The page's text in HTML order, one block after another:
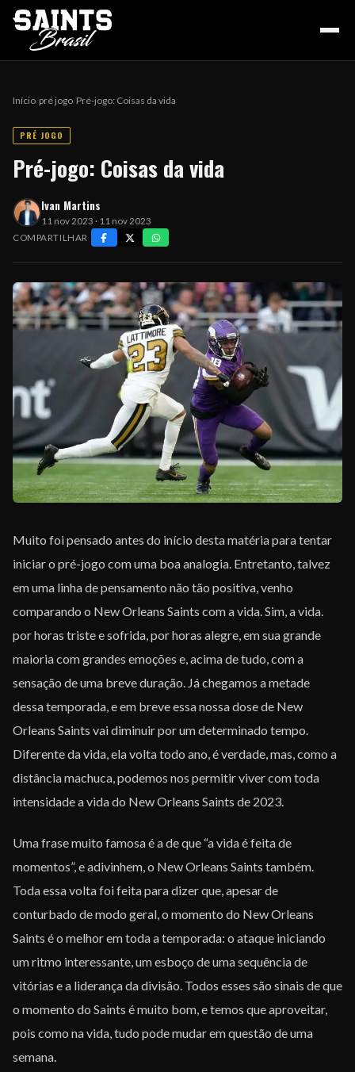
HOME
PODCAST
COLUNA DO ZÉ
NOSSA HISTÓRIA
EQUIPE
Início pré jogo Pré-jogo: Coisas da vida
PRÉ JOGO
Pré-jogo: Coisas da vida
Ivan Martins
11 nov 2023 · 11 nov 2023
COMPARTILHAR
Muito foi pensado antes do início desta matéria para tentar
iniciar o pré-jogo com uma boa analogia. Entretanto, talvez
em uma linha de pensamento não tão positiva, venho
comparando o New Orleans Saints com a vida. Sim, a vida.
por horas triste e sofrida, por horas alegre, em sua grande
maioria com grandes emoções e, acima de tudo, com a
sensação de uma breve duração. Já chegamos a metade
dessa temporada, e em breve essa nossa dose de New
Orleans Saints vai diminuir por um determinado tempo.
Diferente da vida, ela volta todo ano, é verdade, mas, como a
distância machuca, podemos nos permitir viver com toda
intensidade a vida do New Orleans Saints de 2023.
Uma frase muito famosa é a de que “a vida é feita de
momentos”, e adivinhem, o New Orleans Saints também.
Toda essa volta foi feita para dizer que, apesar de
conturbado de modo geral, o momento do New Orleans
Saints é o melhor em toda a temporada: o ataque iniciando
um ritmo interessante, um esboço de uma sequência de
vitórias e a liderança da divisão. Todos esses são sinais de que
o momento do Saints é muito bom, e temos que aproveitar,
pois como na vida, tudo pode mudar em questão de uma
semana.